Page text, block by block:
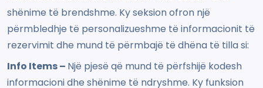
shënime të brendshme. Ky seksion ofron një
përmbledhje të personalizueshme të informacionit të
rezervimit dhe mund të përmbajë të dhëna të tilla si:
Info Items – Një pjesë që mund të përfshijë kodesh
informacioni dhe shënime të ndryshme. Ky funksion